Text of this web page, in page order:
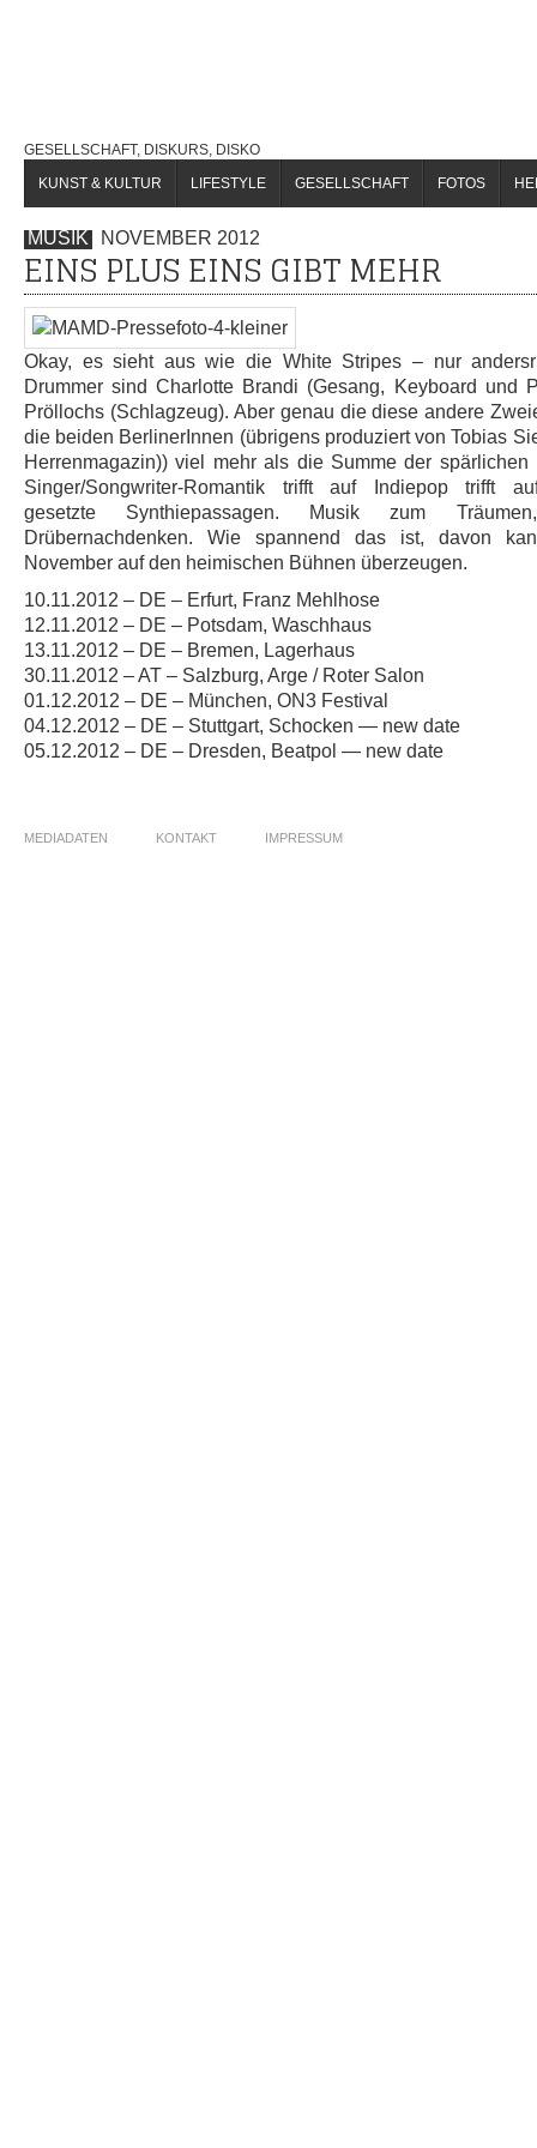
GESELLSCHAFT, DISKURS, DISKO
KUNST & KULTUR
LIFESTYLE GESELLSCHAFT FOTOS
MUSIK NOVEMBER 2012
EINS PLUS EINS GIBT MEHR
Okay, es sieht aus wie die White Stripes – nur
Drummer sind Charlotte Brandi (Gesang, Keyboard und
Pröllochs (Schlagzeug). Aber genau die diese andere
die beiden BerlinerInnen (übrigens produziert von Tobias
Herrenmagazin)) viel mehr als die Summe der spärlichen
Singer/Songwriter-Romantik trifft auf Indiepop trifft
gesetzte Synthiepassagen. Musik zum
Drübernachdenken. Wie spannend das ist, davon
November auf den heimischen Bühnen überzeugen.
10.11.2012 – DE – Erfurt, Franz Mehlhose
12.11.2012 – DE – Potsdam, Waschhaus
13.11.2012 – DE – Bremen, Lagerhaus
30.11.2012 – AT – Salzburg, Arge / Roter Salon
01.12.2012 – DE – München, ON3 Festival
04.12.2012 – DE – Stuttgart, Schocken — new date
05.12.2012 – DE – Dresden, Beatpol — new date
MEDIADATEN KONTAKT IMPRESSUM